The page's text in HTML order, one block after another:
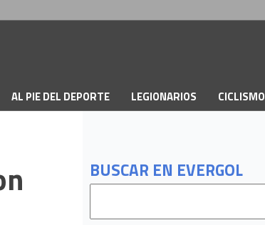
AL PIE DEL DEPORTE LEGIONARIOS CICLISMO
BUSCAR EN EVERGOL